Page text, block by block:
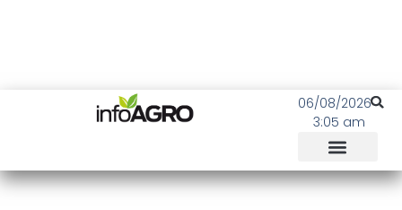
06/08/2026
3:05 am